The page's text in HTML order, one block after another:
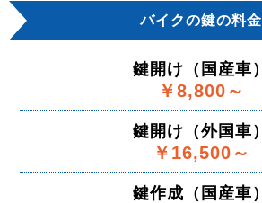
バイクの鍵の料金
鍵開け（国産車）
￥8,800～
鍵開け（外国車）
￥16,500～
鍵作成（国産車）